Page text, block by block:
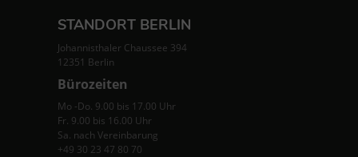
STANDORT BERLIN
Johannisthaler Chaussee 394
12351 Berlin
Bürozeiten
Mo -Do. 9.00 bis 17.00 Uhr
Fr. 9.00 bis 16.00 Uhr
Sa. nach Vereinbarung
+49 30 23 47 80 70